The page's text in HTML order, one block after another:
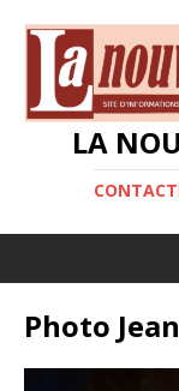
LA
Photo